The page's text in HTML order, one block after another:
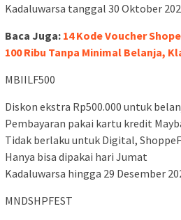
Kadaluwarsa tanggal 30 Oktober
Baca Juga: 14 Kode Voucher
100 Ribu Tanpa Minimal Belanja,
MBIILF500
Diskon ekstra Rp500.000 untuk
Pembayaran pakai kartu kredit
Tidak berlaku untuk Digital,
Hanya bisa dipakai hari Jumat
Kadaluwarsa hingga 29 Desember
MNDSHPFEST